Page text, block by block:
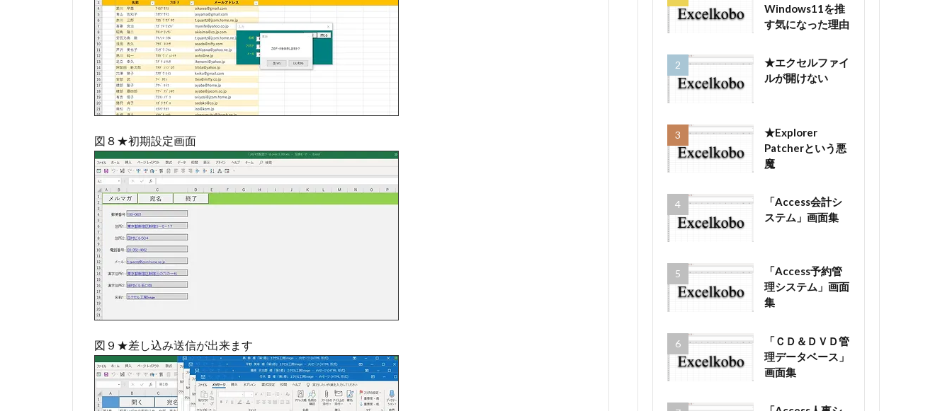
図８★初期設定画面
図９★差し込み送信が出来ます
Windows11を推
す気になった理由
★エクセルファイ
ルが開けない
★Explorer
Patcherという悪
魔
「Access会計シ
ステム」画面集
「Access予約管
理システム」画面
集
「ＣＤ＆ＤＶＤ管
理データベース」
画面集